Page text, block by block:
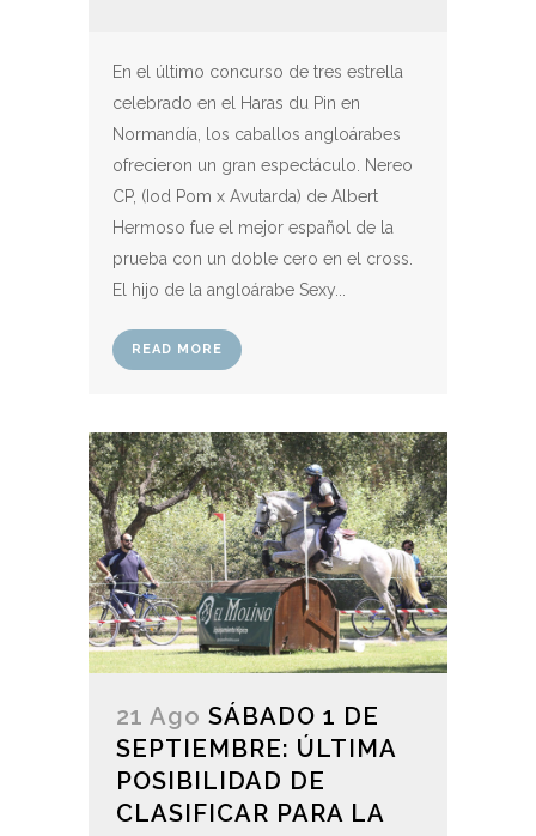
En el último concurso de tres estrella
celebrado en el Haras du Pin en
Normandía, los caballos angloárabes
ofrecieron un gran espectáculo. Nereo
CP, (Iod Pom x Avutarda) de Albert
Hermoso fue el mejor español de la
prueba con un doble cero en el cross.
El hijo de la angloárabe Sexy...
READ MORE
21 Ago SÁBADO 1 DE
SEPTIEMBRE: ÚLTIMA
POSIBILIDAD DE
CLASIFICAR PARA LA